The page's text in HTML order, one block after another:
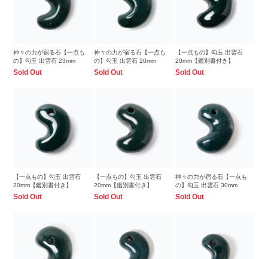
神々の力が宿る石【一点も
の】勾玉 出雲石 23mm
Sold Out
神々の力が宿る石【一点も
の】勾玉 出雲石 20mm
Sold Out
【一点もの】勾玉 出雲石
20mm【鑑別書付き】
Sold Out
【一点もの】勾玉 出雲石
20mm【鑑別書付き】
Sold Out
【一点もの】勾玉 出雲石
20mm【鑑別書付き】
Sold Out
神々の力が宿る石【一点も
の】勾玉 出雲石 30mm
Sold Out